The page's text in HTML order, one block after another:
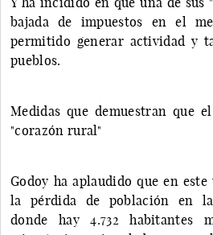
bajada de impuestos en el
permitido generar actividad y
pueblos.
Medidas que demuestran que
"corazón rural"
Godoy ha aplaudido que en
la pérdida de población en
donde hay 4.732 habitantes